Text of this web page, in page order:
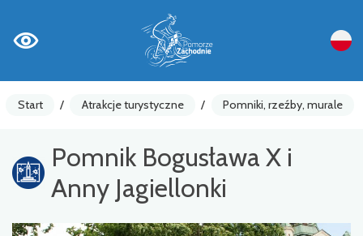
Start / Atrakcje turystyczne / Pomniki, rzeźby, murale
Pomnik Bogusława X i
Anny Jagiellonki